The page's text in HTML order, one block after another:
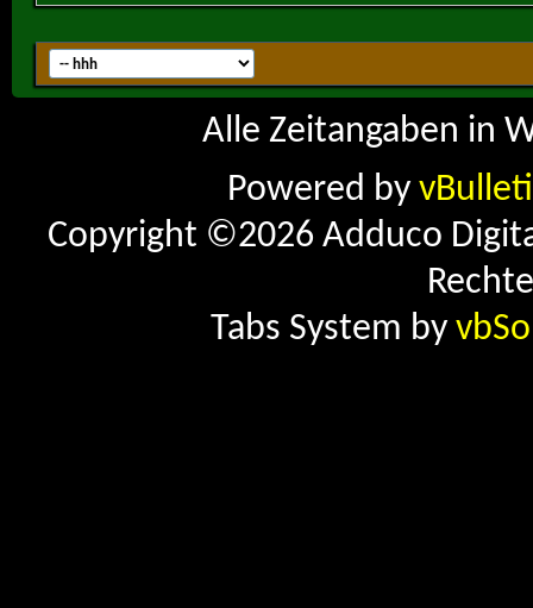
Alle Zeitangaben in
Powered by
Copyright ©2026 Adduco
Tabs System by